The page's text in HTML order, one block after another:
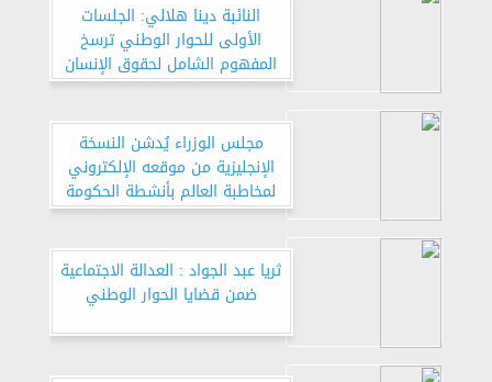
النائبة دينا هلالي: الجلسات
الأولى للحوار الوطني ترسخ
المفهوم الشامل لحقوق الإنسان
مجلس الوزراء يُدشن النسخة
الإنجليزية من موقعه الإلكتروني
لمخاطبة العالم بأنشطة الحكومة
وقراراتها المختلفة
ثريا عبد الجواد : العدالة الاجتماعية
ضمن قضايا الحوار الوطني